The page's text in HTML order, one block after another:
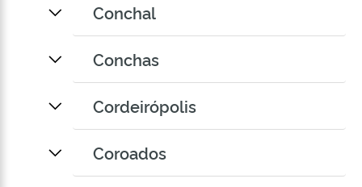
Conchal
Conchas
Cordeirópolis
Coroados